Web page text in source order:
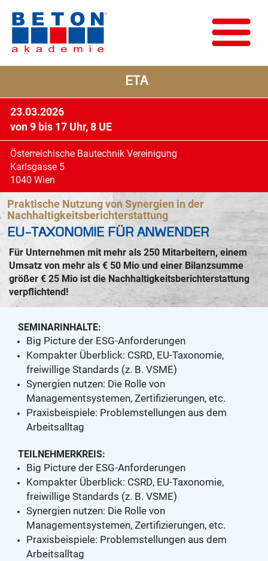
Praktische Nutzung von Synergien in der
Nachhaltigkeitsberichterstattung
EU-TAXONOMIE FÜR ANWENDER
Für Unternehmen mit mehr als 250 Mitarbeitern, einem
Umsatz von mehr als € 50 Mio und einer Bilanzsumme
größer € 25 Mio ist die Nachhaltigkeitsberichterstattung
verpflichtend!
ETA
23.03.2026
von 9 bis 17 Uhr, 8 UE
Österreichische Bautechnik Vereinigung
Karlsgasse 5
1040 Wien
SEMINARINHALTE:
Big Picture der ESG-Anforderungen
Kompakter Überblick: CSRD, EU-Taxonomie,
freiwillige Standards (z. B. VSME)
Synergien nutzen: Die Rolle von
Managementsystemen, Zertifizierungen, etc.
Praxisbeispiele: Problemstellungen aus dem
Arbeitsalltag
TEILNEHMERKREIS:
Big Picture der ESG-Anforderungen
Kompakter Überblick: CSRD, EU-Taxonomie,
freiwillige Standards (z. B. VSME)
Synergien nutzen: Die Rolle von
Managementsystemen, Zertifizierungen, etc.
Praxisbeispiele: Problemstellungen aus dem
Arbeitsalltag